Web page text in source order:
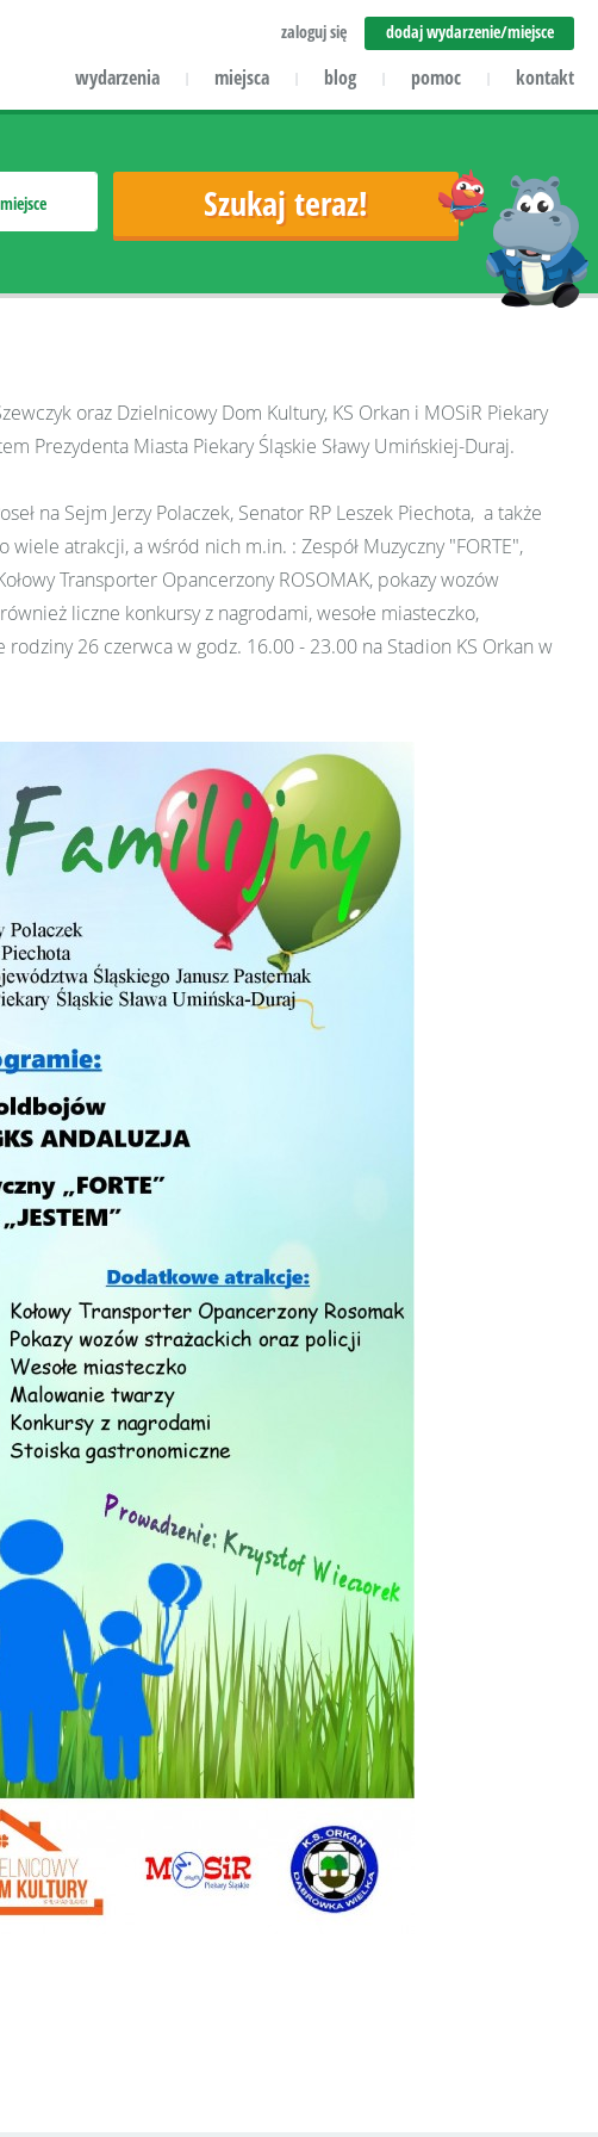
zaloguj się dodaj wydarzenie/miejsce
wydarzenia | miejsca | blog | pomoc | kontakt
miejsce
oraz Dzielnicowy Dom Kultury, KS Orkan i MOSiR Piekary
Prezydenta Miasta Piekary Śląskie Sławy Umińskiej-Duraj.
na Sejm Jerzy Polaczek, Senator RP Leszek Piechota, a także
atrakcji, a wśród nich m.in. : Zespół Muzyczny "FORTE",
Transporter Opancerzony ROSOMAK, pokazy wozów
liczne konkursy z nagrodami, wesołe miasteczko,
rodziny 26 czerwca w godz. 16.00 - 23.00 na Stadion KS Orkan w